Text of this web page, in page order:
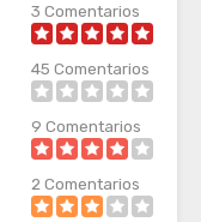
3 Comentarios
45 Comentarios
9 Comentarios
2 Comentarios